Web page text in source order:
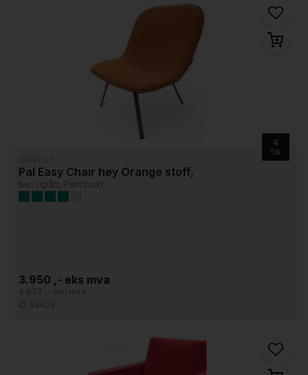
4
Stk
Pal Easy Chair høy Orange stoff,
ben i grått, Pent brukt
3.950 ,- eks mva
4.938 ,- inkl mva
ID: 58625